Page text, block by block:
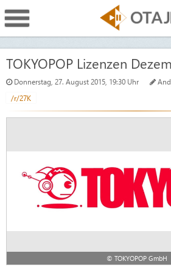
TOKYOPOP Lizenzen
Donnerstag, 27. August 2015, 19:30 Uhr
/r/27K
© TOKYOPOP GmbH